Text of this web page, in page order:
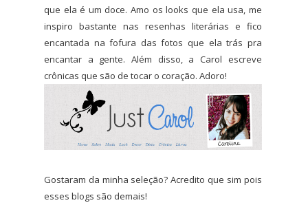
que ela é um doce. Amo os looks que ela usa, me
inspiro bastante nas resenhas literárias e fico
encantada na fofura das fotos que ela trás pra
encantar a gente. Além disso, a Carol escreve
crônicas que são de tocar o coração. Adoro!
Gostaram da minha seleção? Acredito que sim pois
esses blogs são demais!